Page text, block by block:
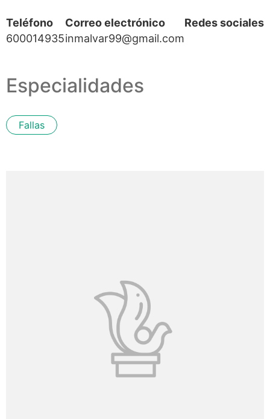
Teléfono
600014935
Correo electrónico
inmalvar99@gmail.com
Redes sociales
Especialidades
Fallas